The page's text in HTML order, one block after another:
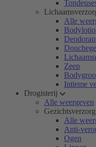
Alle
Zeep
Intieme
Drogisterij
Alle weergeven
Alle
Anti-
Ogen